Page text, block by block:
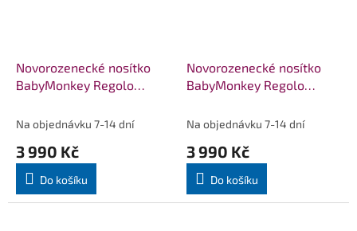
Novorozenecké nosítko
BabyMonkey Regolo
Na objednávku 7-14 dní
3 990 Kč
Do košíku
Novorozenecké nosítko
BabyMonkey Regolo
hnědé
Na objednávku 7-14 dní
3 990 Kč
Do košíku